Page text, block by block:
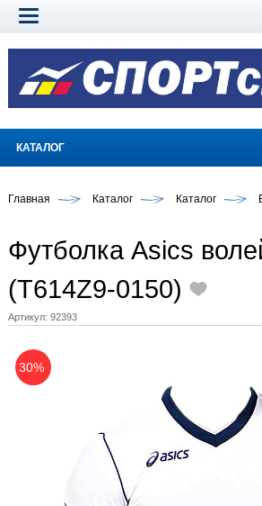
КАТАЛОГ
Главная Каталог Каталог
Футболка Asics
(T614Z9-0150)
Артикул: 92393
30%